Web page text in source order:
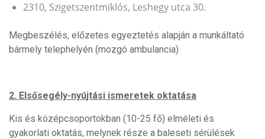
2310, Szigetszentmiklós, Leshegy utca 30.
Megbeszélés, előzetes egyeztetés alapján a munkáltató
bármely telephelyén (mozgó ambulancia)
2. Elsősegély-nyújtási ismeretek oktatása
Kis és középcsoportokban (10-25 fő) elméleti és
gyakorlati oktatás, melynek része a baleseti sérülések